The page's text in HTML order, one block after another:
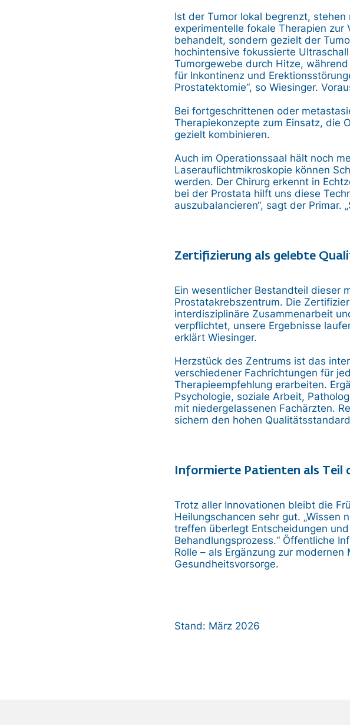
Ist der Tumor lokal begrenzt,
experimentelle fokale Therapien
behandelt, sondern gezielt der
hochintensive fokussierte
Tumorgewebe durch Hitze,
für Inkontinenz und
Prostatektomie“, so Wiesinger.
Bei fortgeschrittenen oder
Therapiekonzepte zum Einsatz, die
gezielt kombinieren.
Auch im Operationssaal hält noch
Laserauflichtmikroskopie können
werden. Der Chirurg erkennt in
bei der Prostata hilft uns diese
auszubalancieren“, sagt der Primar.
Zertifizierung als gelebte
Ein wesentlicher Bestandteil dieser
Prostatakrebszentrum. Die
interdisziplinäre Zusammenarbeit
verpflichtet, unsere Ergebnisse
erklärt Wiesinger.
Herzstück des Zentrums ist das
verschiedener Fachrichtungen für
Therapieempfehlung erarbeiten.
Psychologie, soziale Arbeit,
mit niedergelassenen Fachärzten.
sichern den hohen
Informierte Patienten als Teil
Trotz aller Innovationen bleibt die
Heilungschancen sehr gut. „Wissen
treffen überlegt Entscheidungen
Behandlungsprozess.“ Öffentliche
Rolle – als Ergänzung zur
Gesundheitsvorsorge.
Stand: März 2026